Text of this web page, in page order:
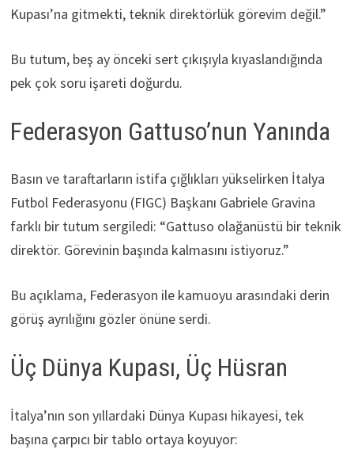
Kupası’na gitmekti, teknik direktörlük görevim değil.”
Bu tutum, beş ay önceki sert çıkışıyla kıyaslandığında
pek çok soru işareti doğurdu.
Federasyon Gattuso’nun Yanında
Basın ve taraftarların istifa çığlıkları yükselirken İtalya
Futbol Federasyonu (FIGC) Başkanı Gabriele Gravina
farklı bir tutum sergiledi: “Gattuso olağanüstü bir teknik
direktör. Görevinin başında kalmasını istiyoruz.”
Bu açıklama, Federasyon ile kamuoyu arasındaki derin
görüş ayrılığını gözler önüne serdi.
Üç Dünya Kupası, Üç Hüsran
İtalya’nın son yıllardaki Dünya Kupası hikayesi, tek
başına çarpıcı bir tablo ortaya koyuyor: